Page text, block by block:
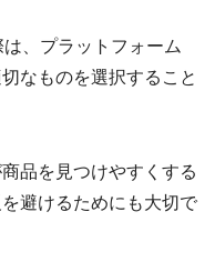
、プラットフォーム
なものを選択すること
品を見つけやすくする
避けるためにも大切で